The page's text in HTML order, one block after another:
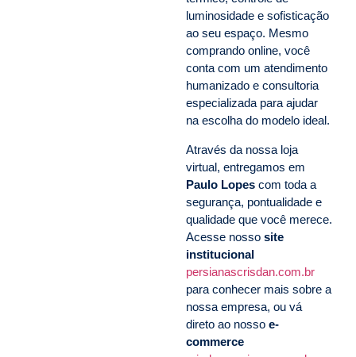
luminosidade e sofisticação
ao seu espaço. Mesmo
comprando online, você
conta com um atendimento
humanizado e consultoria
especializada para ajudar
na escolha do modelo ideal.
Através da nossa loja
virtual, entregamos em
Paulo Lopes com toda a
segurança, pontualidade e
qualidade que você merece.
Acesse nosso site
institucional
persianascrisdan.com.br
para conhecer mais sobre a
nossa empresa, ou vá
direto ao nosso e-
commerce